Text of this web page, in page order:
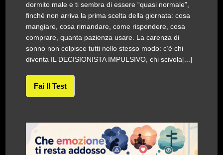
dormito male e ti sembra di essere “quasi normale”,
finché non arriva la prima scelta della giornata: cosa
mangiare, cosa rimandare, come rispondere, cosa
comprare, quanta pazienza usare. La carenza di
sonno non colpisce tutti nello stesso modo: c’è chi
diventa IL DECISIONISTA IMPULSIVO, chi scivola[...]
Fai Il Test